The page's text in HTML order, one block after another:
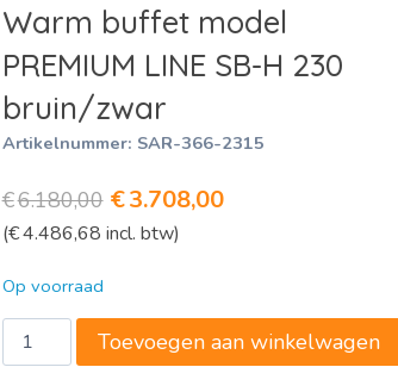
Warm buffet model
PREMIUM LINE SB-H 230
bruin/zwar
Artikelnummer: SAR-366-2315
€6.180,00 Oorspronkelijke
prijs
€6.180,00.
€3.708,00Huidige
€3.708,00.
(€4.486,68 incl. btw)
Op voorraad
Warm
buffet
Toevoegen aan winkelwagen